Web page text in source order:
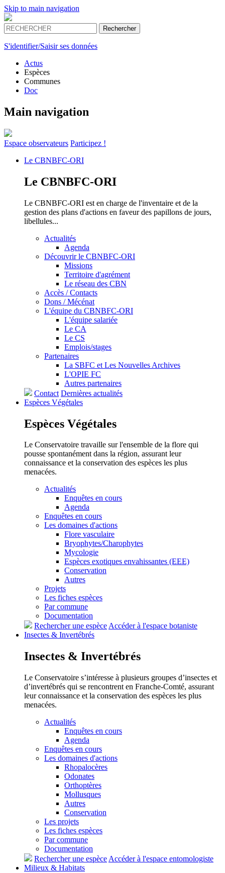
Skip to main navigation
S'identifier/Saisir ses données
Actus
Espèces
Communes
Doc
Main navigation
Espace observateurs Participez !
Le CBNBFC-ORI
Le CBNBFC-ORI
Le CBNBFC-ORI est en charge de l'inventaire et de la
gestion des plans d'actions en faveur des papillons de jours,
libellules...
Actualités
Agenda
Découvrir le CBNBFC-ORI
Missions
Territoire d'agrément
Le réseau des CBN
Accès / Contacts
Dons / Mécénat
L'équipe du CBNBFC-ORI
L'équipe salariée
Le CA
Le CS
Emplois/stages
Partenaires
La SBFC et Les Nouvelles Archives
L'OPIE FC
Autres partenaires
Contact Dernières actualités
Espèces Végétales
Espèces Végétales
Le Conservatoire travaille sur l'ensemble de la flore qui
pousse spontanément dans la région, assurant leur
connaissance et la conservation des espèces les plus
menacées.
Actualités
Enquêtes en cours
Agenda
Enquêtes en cours
Les domaines d'actions
Flore vasculaire
Bryophytes/Charophytes
Mycologie
Espèces exotiques envahissantes (EEE)
Conservation
Autres
Projets
Les fiches espèces
Par commune
Documentation
Rechercher une espèceAccéder à l'espace botaniste
Insectes & Invertébrés
Insectes & Invertébrés
Le Conservatoire s’intéresse à plusieurs groupes d’insectes et
d’invertébrés qui se rencontrent en Franche-Comté, assurant
leur connaissance et la conservation des espèces les plus
menacées.
Actualités
Enquêtes en cours
Agenda
Enquêtes en cours
Les domaines d'actions
Rhopalocères
Odonates
Orthoptères
Mollusques
Autres
Conservation
Les projets
Les fiches espèces
Par commune
Documentation
Rechercher une espèce Accéder à l'espace entomologiste
Milieux & Habitats